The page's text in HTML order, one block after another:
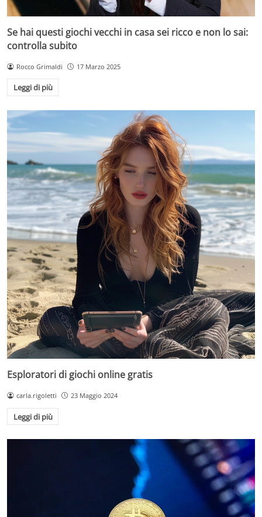
Se hai questi giochi vecchi in casa sei ricco e non lo sai:
controlla subito
Rocco Grimaldi 17 Marzo 2025
Leggi di più
Esploratori di giochi online gratis
carla.rigoletti 23 Maggio 2024
Leggi di più